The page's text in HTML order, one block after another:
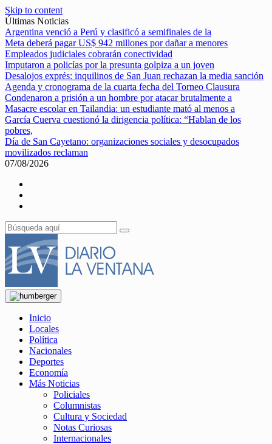
Skip to content
Últimas Noticias
Argentina venció a Perú y clasificó a semifinales de la
Meta deberá pagar US$ 942 millones por dañar a menores
Empleados judiciales cobrarán conectividad
Imputaron a policías por la presunta golpiza a un joven
Desalojos exprés: inquilinos de San Juan rechazan la media sanción
Agenda y cronograma de la cuarta fecha del Torneo Clausura
Condenaron a prisión a un hombre por atacar brutalmente a
Masacre escolar en Tailandia: un estudiante mató al menos a
García Cuerva cuestionó la dirigencia política: “Hablan de los
pobres,
Día de San Cayetano: organizaciones sociales y desocupados
movilizados reclaman
07/08/2026
Inicio
Locales
Política
Nacionales
Deportes
Economía
Más Noticias
Policiales
Columnistas
Cultura y Sociedad
Notas Curiosas
Internacionales